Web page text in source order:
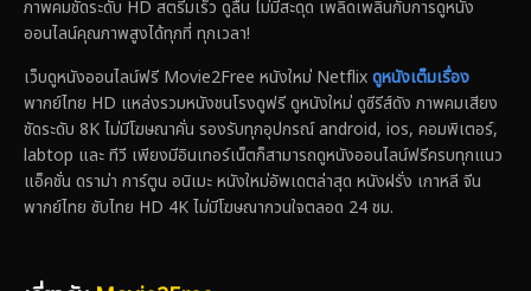
ภาพคมชัดระดับ HD สตรีมเร็ว ดูลื่น ไม่มีสะดุด เพลิดเพลินกับการดูหนัง
ออนไลน์คุณภาพสูงได้ทุกที่ ทุกเวลา!
เว็บดูหนังออนไลน์ฟรี Movie2Free หนังใหม่ Netflixดูหนังเต็มเรื่อง
พากย์ไทย HD แหล่งรวมหนังชนโรงดูฟรี ดูหนังใหม่ ดูซีรีส์ดัง ภาพคมเสียง
ชัดระดับ 8K ไม่มีโฆษณาคั่น รองรับทุกอุปกรณ์ android, ios, คอมพิเตอร์,
labtop และ ทีวี เพียงมีอินเทอร์เน็ตก็สามารถดูหนังออนไลน์ฟรีครบทุกแนว
แอ็คชั่น ดราม่า การ์ตูน อนิเมะ หนังใหม่อัพเดตล่าสุด หนังฝรั่ง เกาหลี จีน
พากย์ไทย ซับไทย HD 4K ไม่มีโฆษณากวนใจตลอด 24 ชม.